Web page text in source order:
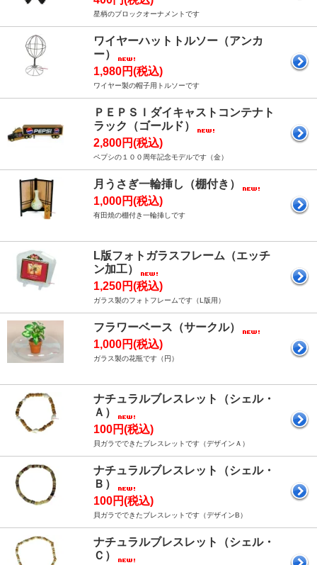
星柄のブロックオーナメントです
ワイヤーハットトルソー（アンカ
ー）
1,980円(税込)
ワイヤー製の帽子用トルソーです
ＰＥＰＳＩダイキャストコンテナト
ラック（ゴールド）
2,800円(税込)
ペプシの１００周年記念モデルです（金）
月うさぎ一輪挿し（棚付き）
1,000円(税込)
有田焼の棚付き一輪挿しです
L版フォトガラスフレーム（エッチ
ン加工）
1,250円(税込)
ガラス製のフォトフレームです（L版用）
フラワーベース（サークル）
1,000円(税込)
ガラス製の花瓶です（円）
ナチュラルブレスレット（シェル・
Ａ）
100円(税込)
貝ガラでできたブレスレットです（デザインＡ）
ナチュラルブレスレット（シェル・
Ｂ）
100円(税込)
貝ガラでできたブレスレットです（デザインB）
ナチュラルブレスレット（シェル・
Ｃ）